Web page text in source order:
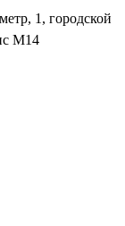
1, городской
М14